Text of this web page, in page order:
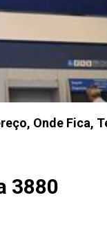
Onde Fica,
3880